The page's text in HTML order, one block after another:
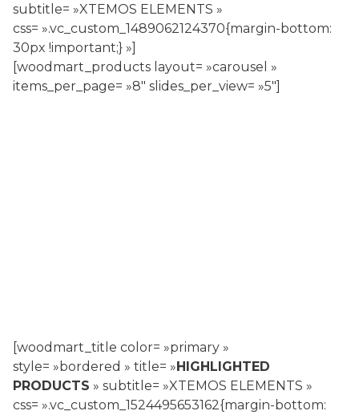
subtitle= »XTEMOS ELEMENTS »
css= ».vc_custom_1489062124370{margin-bottom:
30px !important;} »]
[woodmart_products layout= »carousel »
items_per_page= »8″ slides_per_view= »5″]
[woodmart_title color= »primary »
style= »bordered » title= »HIGHLIGHTED
PRODUCTS » subtitle= »XTEMOS ELEMENTS »
css= ».vc_custom_1524495653162{margin-bottom: